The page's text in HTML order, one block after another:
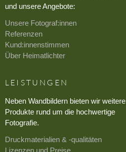
und unsere Angebote:
Unsere Fotograf:innen
Referenzen
Kund:innenstimmen
Über Heimatlichter
LEISTUNGEN
Neben Wandbildern bieten wir weitere
Produkte rund um die hochwertige
Fotografie.
Druckmaterialien & -qualitäten